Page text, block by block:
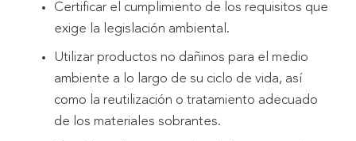
Certificar el cumplimiento de los requisitos que
exige la legislación ambiental.
Utilizar productos no dañinos para el medio
ambiente a lo largo de su ciclo de vida, así
como la reutilización o tratamiento adecuado
de los materiales sobrantes.